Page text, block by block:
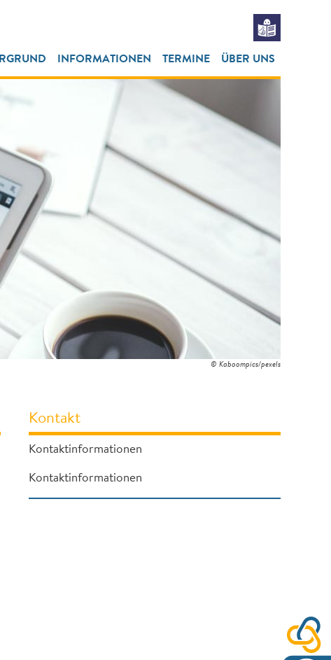
INFORMATIONEN TERMINE ÜBER UNS
© Kaboompics/pexels
Kontakt
Kontaktinformationen
Kontaktinformationen